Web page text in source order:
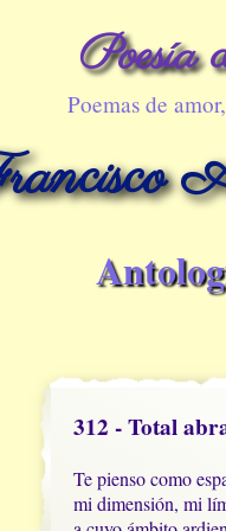
Poesía
Poemas de
312 - Total
Te pienso como
mi dimensión, mi